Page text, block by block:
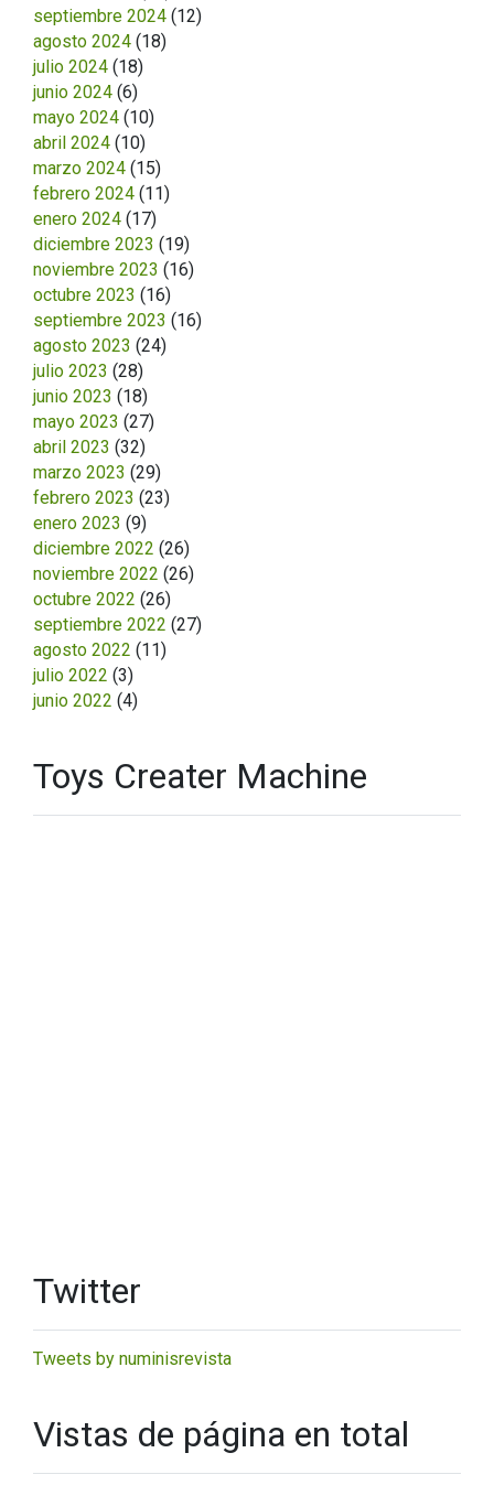
septiembre 2024 (12)
agosto 2024 (18)
julio 2024 (18)
junio 2024 (6)
mayo 2024 (10)
abril 2024 (10)
marzo 2024 (15)
febrero 2024 (11)
enero 2024 (17)
diciembre 2023 (19)
noviembre 2023 (16)
octubre 2023 (16)
septiembre 2023 (16)
agosto 2023 (24)
julio 2023 (28)
junio 2023 (18)
mayo 2023 (27)
abril 2023 (32)
marzo 2023 (29)
febrero 2023 (23)
enero 2023 (9)
diciembre 2022 (26)
noviembre 2022 (26)
octubre 2022 (26)
septiembre 2022 (27)
agosto 2022 (11)
julio 2022 (3)
junio 2022 (4)
Toys Creater Machine
Twitter
Tweets by numinisrevista
Vistas de página en total